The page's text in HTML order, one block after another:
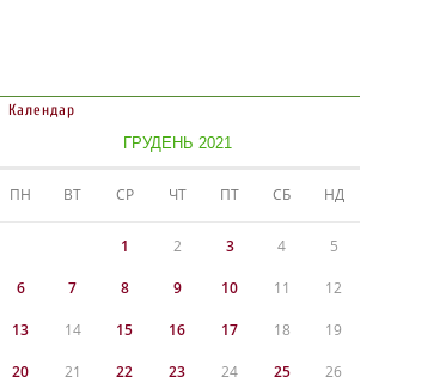
Календар
ГРУДЕНЬ 2021
ПН ВТ СР ЧТ ПТ СБ НД
1 2 3 4 5
6 7 8 9 10 11 12
13 14 15 16 17 18 19
20 21 22 23 24 25 26